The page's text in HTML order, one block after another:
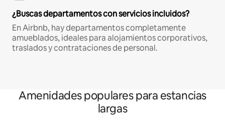
¿Buscas departamentos con servicios incluidos?
En Airbnb, hay departamentos completamente
amueblados, ideales para alojamientos corporativos,
traslados y contrataciones de personal.
Amenidades populares para estancias
largas